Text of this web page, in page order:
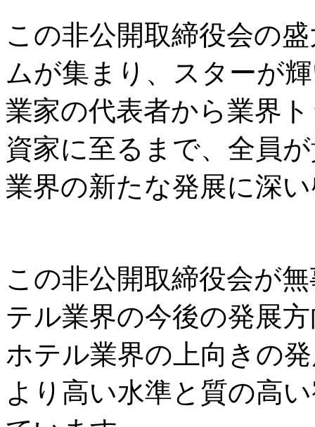
この非公開取締役会の
ムが集まり、スターが
業家の代表者から業界
資家に至るまで、全員
業界の新たな発展に深
この非公開取締役会が
テル業界の今後の発展
ホテル業界の上向きの
より高い水準と質の高